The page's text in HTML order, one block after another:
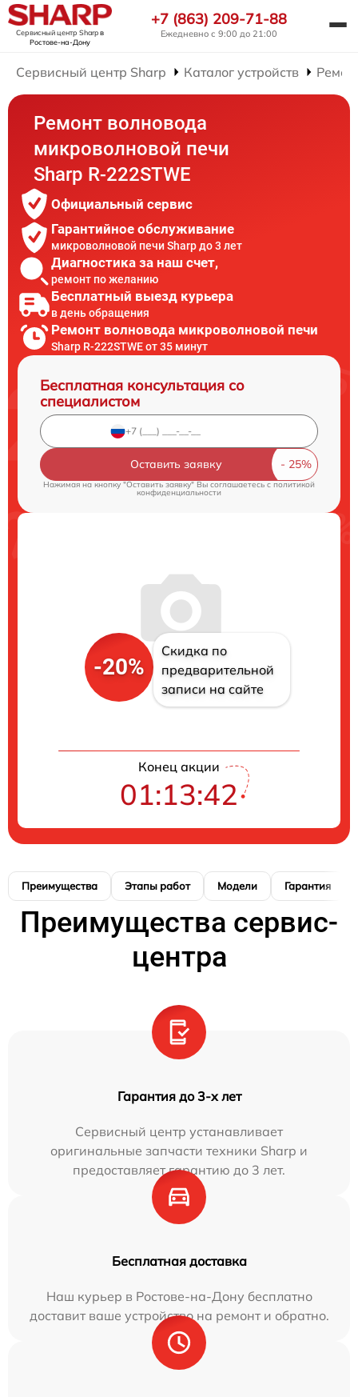
Сервисный центр Sharpв
Ростове-на-Дону
+7 (863) 209-71-88
Ежедневно с 9:00 до 21:00
Сервисный центр Sharp Каталог устройств
Ремонт волновода
микроволновой печи
Sharp R-222STWE
Официальный сервис
Гарантийное обслуживание
микроволновой печи Sharp до 3 лет
Диагностика за наш счет,
ремонт по желанию
Бесплатный выезд курьера
в день обращения
Ремонт волновода микроволновой печи
Sharp R-222STWE от 35 минут
Бесплатная консультация со
специалистом
Оставить заявку
Нажимая на кнопку "Оставить заявку" Вы соглашаетесь cполитикой
конфиденциальности
-20%
Скидка по
предварительной
записи на сайте
Конец акции
01:13:40
Преимущества Этапы работ Модели Гарантия
Преимущества сервис-
центра
Гарантия до 3-х лет
Сервисный центр устанавливает
оригинальные запчасти техники Sharp и
предоставляет гарантию до 3 лет.
Бесплатная доставка
Наш курьер в Ростове-на-Дону бесплатно
доставит ваше устройство на ремонт и обратно.